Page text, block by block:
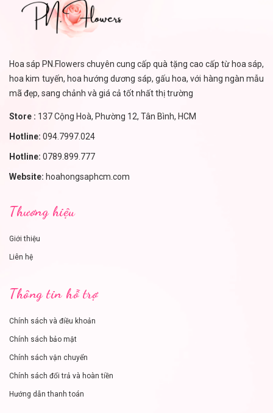
Hoa sáp PN.Flowers chuyên cung cấp quà tặng cao cấp từ hoa sáp,
hoa kim tuyến, hoa hướng dương sáp, gấu hoa, với hàng ngàn mẫu
mã đẹp, sang chảnh và giá cả tốt nhất thị trường
Store : 137 Cộng Hoà, Phường 12, Tân Bình, HCM
Hotline: 094.7997.024
Hotline: 0789.899.777
Website: hoahongsaphcm.com
Thương hiệu
Giới thiệu
Liên hệ
Thông tin hỗ trợ
Chính sách và điều khoản
Chính sách bảo mật
Chính sách vận chuyển
Chính sách đổi trả và hoàn tiền
Hướng dẫn thanh toán